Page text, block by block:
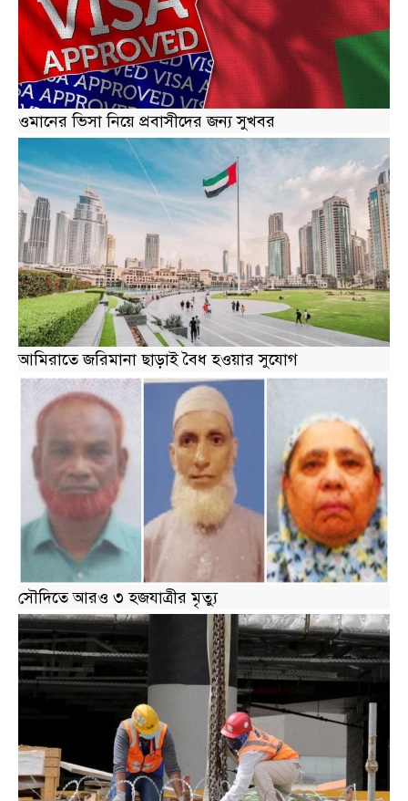
ওমানের ভিসা নিয়ে প্রবাসীদের জন্য সুখবর
আমিরাতে জরিমানা ছাড়াই বৈধ হওয়ার সুযোগ
সৌদিতে আরও ৩ হজযাত্রীর মৃত্যু